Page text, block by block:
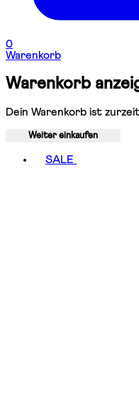
0
Warenkorb
Warenkorb
Dein Warenkorb ist
Weiter einkaufen
SALE